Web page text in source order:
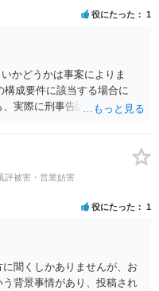
外であれば交渉して相手方
役にたった 1
かどうかは事案によりま
成要件に該当する場合に
実際に刑事告訴に動くかど
きることが多いので、少しで
請求が行われることが多い
ミ投稿の場合、開示請求者は
証拠による裏付けか必要な
ースが比較的多いと思われ
評被害・営業妨害
役にたった 1
聞くしかありませんが、お
背景事情があり、投稿され